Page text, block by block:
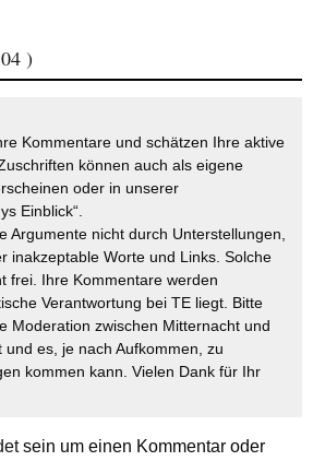
)
Kommentare und schätzen Ihre aktive
können auch als eigene
oder in unserer
Einblick“.
Argumente nicht durch Unterstellungen,
inakzeptable Worte und Links. Solche
frei. Ihre Kommentare werden
Verantwortung bei TE liegt. Bitte
Moderation zwischen Mitternacht und
es, je nach Aufkommen, zu
kommen kann. Vielen Dank für Ihr
sein um einen Kommentar oder